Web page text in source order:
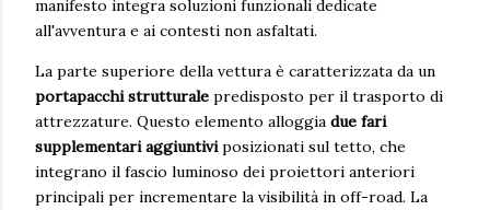
manifesto integra soluzioni funzionali dedicate
all'avventura e ai contesti non asfaltati.
La parte superiore della vettura è caratterizzata da un
portapacchi strutturale predisposto per il trasporto di
attrezzature. Questo elemento alloggia due fari
supplementari aggiuntiviposizionati sul tetto, che
integrano il fascio luminoso dei proiettori anteriori
principali per incrementare la visibilità in off-road. La